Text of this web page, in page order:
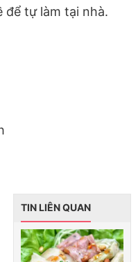
để tự làm tại nhà.
TIN LIÊN QUAN